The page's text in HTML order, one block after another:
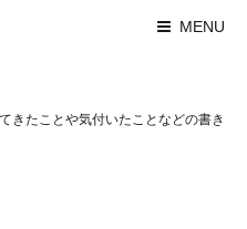
MENU
きたことや気付いたことなどの書き